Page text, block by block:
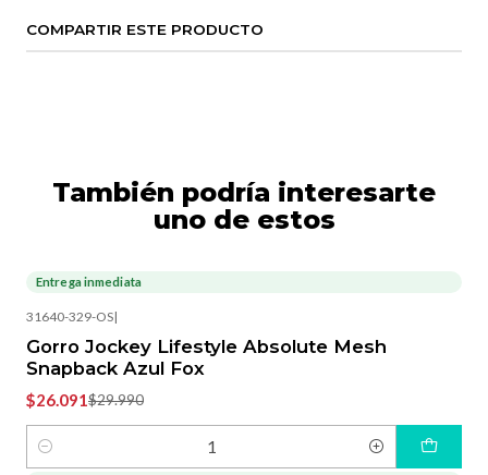
COMPARTIR ESTE PRODUCTO
También podría interesarte
uno de estos
-13%
Entrega inmediata
31640-329-OS|
Gorro Jockey Lifestyle Absolute Mesh
Snapback Azul Fox
$26.091$29.990
Cantidad